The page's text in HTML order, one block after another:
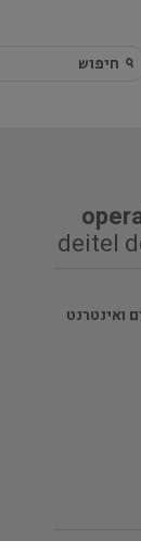
deitel
ואינטרנט